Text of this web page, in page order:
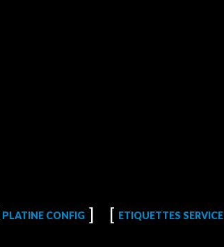
PLATINE CONFIG ETIQUETTES SERVICE